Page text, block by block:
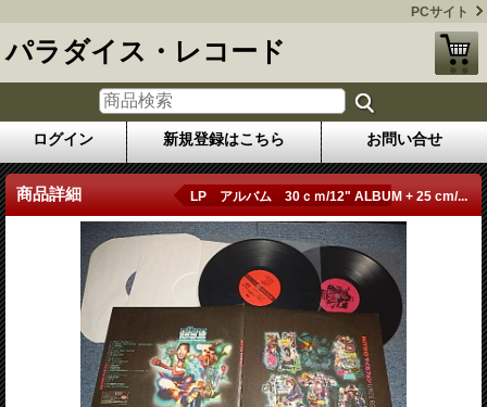
PCサイト
パラダイス・レコード
ログイン 新規登録はこちら お問い合せ
商品詳細 LP アルバム 30ｃｍ/12" ALBUM + 25 cm/...